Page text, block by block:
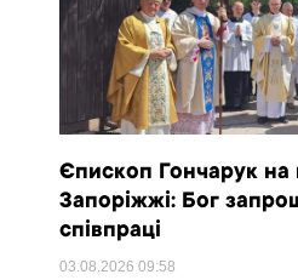
Єпископ Гончарук на
Запоріжжі: Бог
співпраці
03.08.202609:58